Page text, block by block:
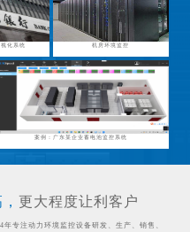
化系统 机房环境监控
案例：广东某企业蓄电池监控系统
更大程度让利客户
年专注动力环境监控设备研发、生产、销售、